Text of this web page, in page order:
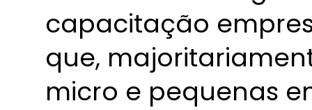
capacitação
que,
micro e pequenas